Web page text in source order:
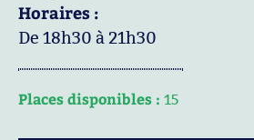
Horaires :
De 18h30 à 21h30
Places disponibles : 15